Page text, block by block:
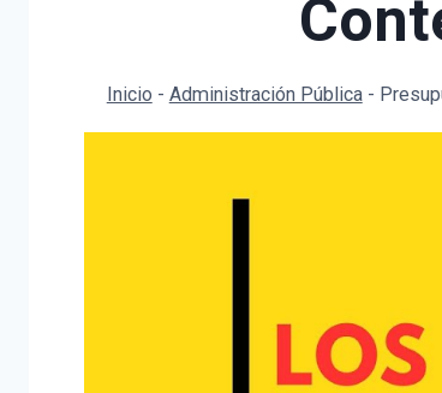
Inicio - Administración Pública-